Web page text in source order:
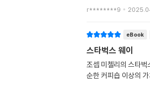
r********9
eBook
스타벅스 웨이
조셉 미첼리의 스타
순한 커피숍 이상의